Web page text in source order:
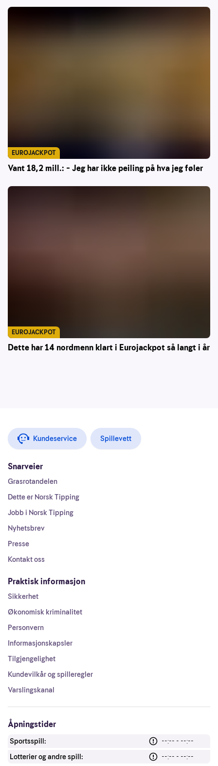
Vant 18,2 mill.: – Jeg har ikke peiling på hva jeg føler
EUROJACKPOT
Dette har 14 nordmenn klart i Eurojackpot så langt i år
EUROJACKPOT
Kundeservice Spillevett
Snarveier
Grasrotandelen
Dette er Norsk Tipping
Jobb i Norsk Tipping
Nyhetsbrev
Presse
Kontakt oss
Praktisk informasjon
Sikkerhet
Økonomisk kriminalitet
Personvern
Informasjonskapsler
Tilgjengelighet
Kundevilkår og spilleregler
Varslingskanal
Åpningstider
Sportsspill:
--:-- - --:--
Lotterier og andre spill:
--:-- - --:--